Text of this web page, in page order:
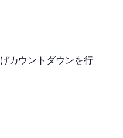
カウントダウンを行